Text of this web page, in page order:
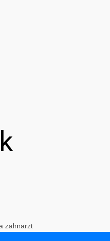
zahnarzt